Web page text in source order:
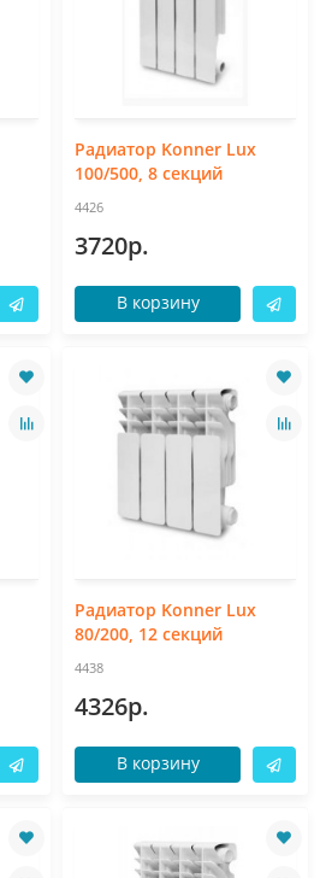
Радиатор Konner Lux
100/500, 8 секций
4426
3720р.
В корзину
Радиатор Konner Lux
80/200, 12 секций
4438
4326р.
В корзину